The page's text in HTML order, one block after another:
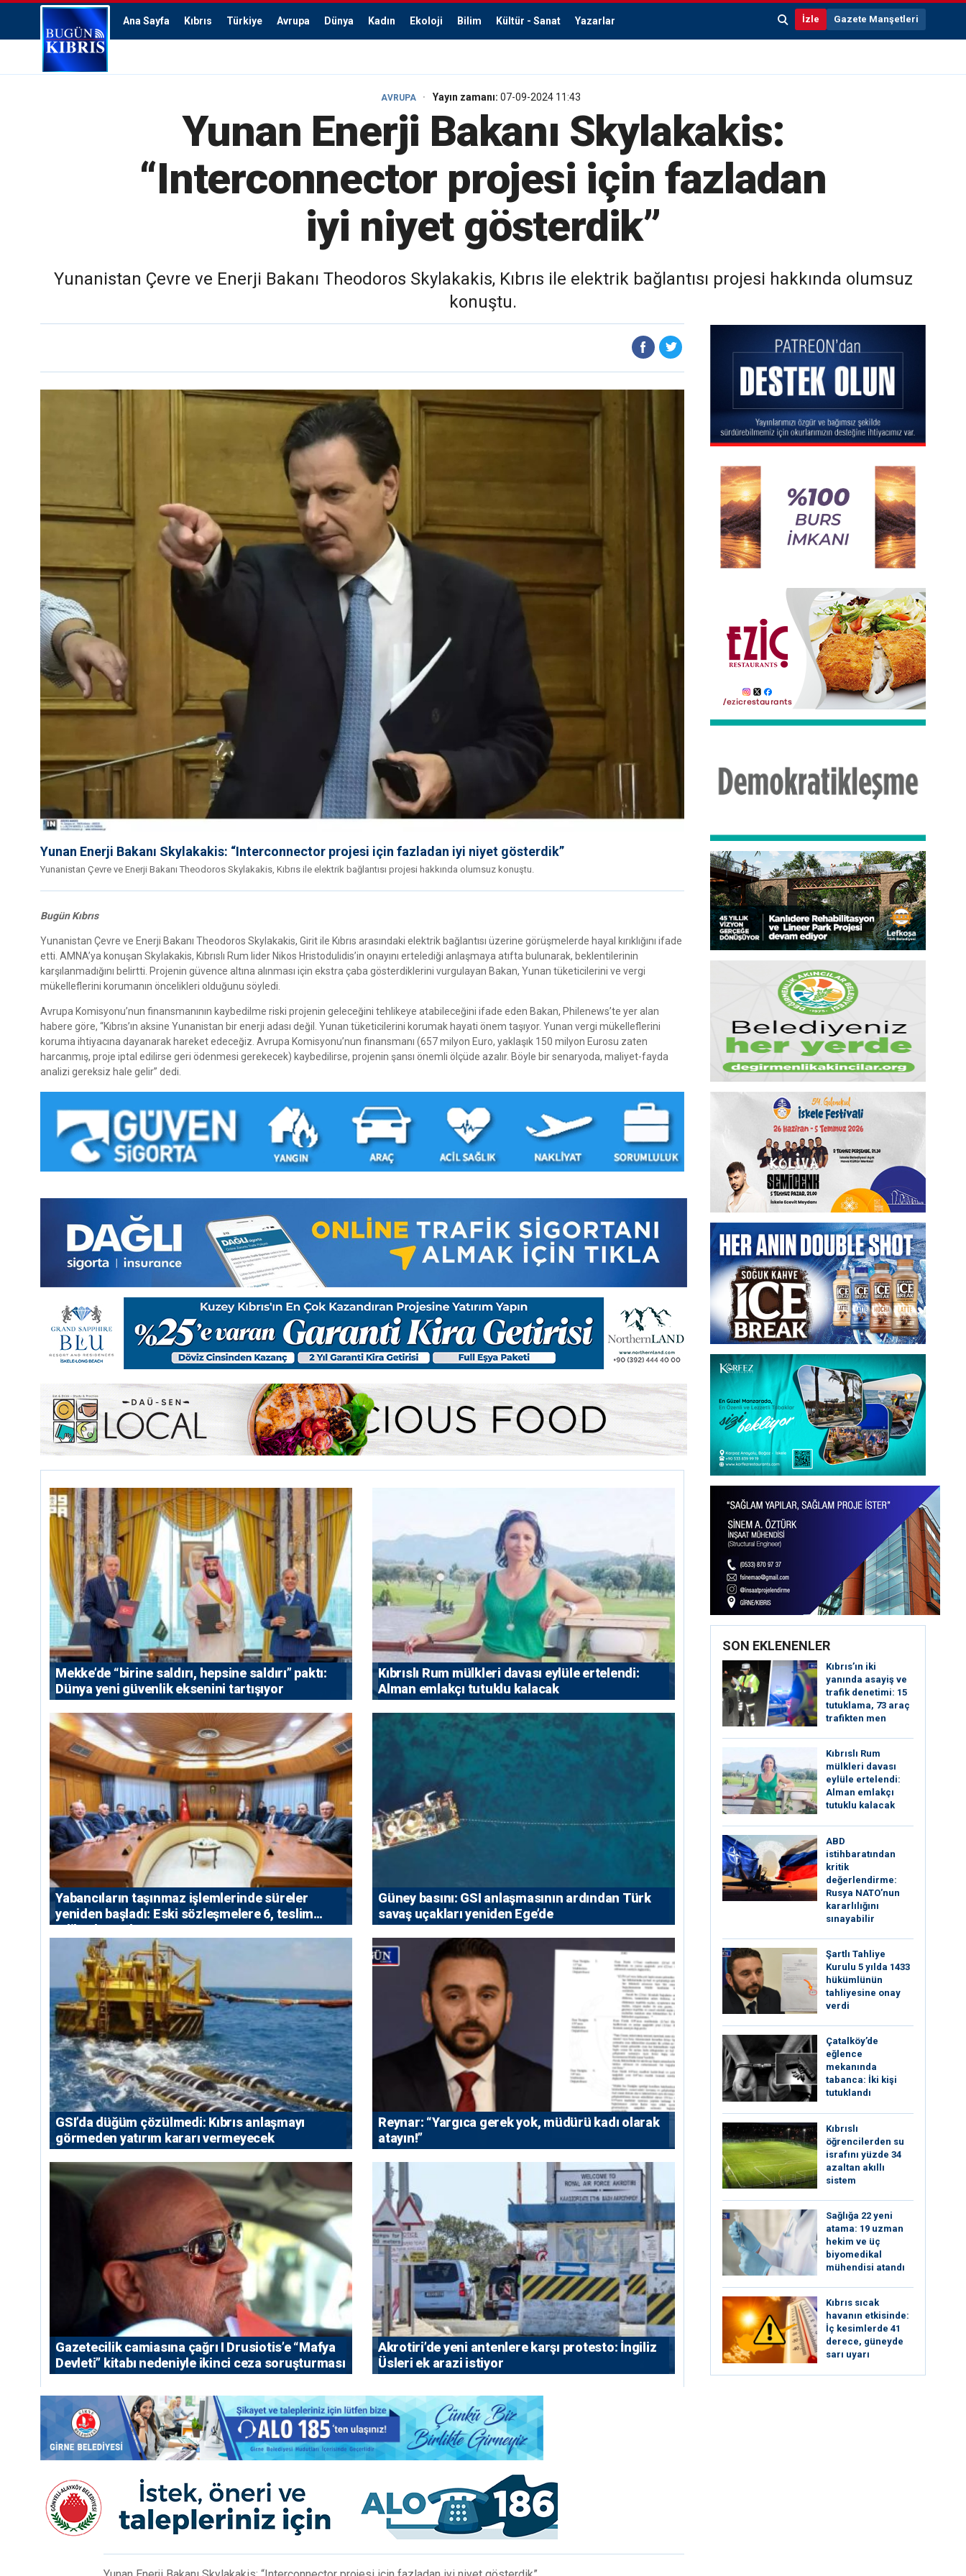
Ana Sayfa Kıbrıs Türkiye Avrupa Dünya Kadın Ekoloji Bilim Kültür - Sanat Yazarlar İzle Gazete Manşetleri
AVRUPA Yayın zamanı: 07-09-2024 11:43
Yunan Enerji Bakanı Skylakakis:
“Interconnector projesi için fazladan
iyi niyet gösterdik”
Yunanistan Çevre ve Enerji Bakanı Theodoros Skylakakis, Kıbrıs ile elektrik bağlantısı projesi hakkında olumsuz
konuştu.
Yunan Enerji Bakanı Skylakakis: “Interconnector projesi için fazladan iyi niyet gösterdik”
Yunanistan Çevre ve Enerji Bakanı Theodoros Skylakakis, Kıbrıs ile elektrik bağlantısı projesi hakkında olumsuz konuştu.
Bugün Kıbrıs
Yunanistan Çevre ve Enerji Bakanı Theodoros Skylakakis, Girit ile Kıbrıs arasındaki elektrik bağlantısı üzerine görüşmelerde hayal kırıklığını ifade
etti. AMNA’ya konuşan Skylakakis, Kıbrıslı Rum lider Nikos Hristodulidis’in onayını ertelediği anlaşmaya atıfta bulunarak, beklentilerinin
karşılanmadığını belirtti. Projenin güvence altına alınması için ekstra çaba gösterdiklerini vurgulayan Bakan, Yunan tüketicilerini ve vergi
mükelleflerini korumanın öncelikleri olduğunu söyledi.
Avrupa Komisyonu’nun finansmanının kaybedilme riski projenin geleceğini tehlikeye atabileceğini ifade eden Bakan, Philenews’te yer alan
habere göre, “Kıbrıs’ın aksine Yunanistan bir enerji adası değil. Yunan tüketicilerini korumak hayati önem taşıyor. Yunan vergi mükelleflerini
koruma ihtiyacına dayanarak hareket edeceğiz. Avrupa Komisyonu’nun finansmanı (657 milyon Euro, yaklaşık 150 milyon Eurosu zaten
harcanmış, proje iptal edilirse geri ödenmesi gerekecek) kaybedilirse, projenin şansı önemli ölçüde azalır. Böyle bir senaryoda, maliyet-fayda
analizi gereksiz hale gelir” dedi.
Mekke’de “birine saldırı, hepsine saldırı” paktı:
Dünya yeni güvenlik eksenini tartışıyor
Kıbrıslı Rum mülkleri davası eylüle ertelendi:
Alman emlakçı tutuklu kalacak
Yabancıların taşınmaz işlemlerinde süreler
yeniden başladı: Eski sözleşmelere 6, teslim
edilen konutlara 36 ay
Güney basını: ⁠GSI anlaşmasının ardından Türk
savaş uçakları yeniden Ege’de
GSI’da düğüm çözülmedi: Kıbrıs anlaşmayı
görmeden yatırım kararı vermeyecek
Reynar: “Yargıca gerek yok, müdürü kadı olarak
atayın!”
Gazetecilik camiasına çağrı I ⁠Drusiotis’e “Mafya
Devleti” kitabı nedeniyle ikinci ceza soruşturması
⁠Akrotiri’de yeni antenlere karşı protesto: İngiliz
Üsleri ek arazi istiyor
SON EKLENENLER
Kıbrıs’ın iki
yanında asayiş ve
trafik denetimi: 15
tutuklama, 73 araç
trafikten men
Kıbrıslı Rum
mülkleri davası
eylüle ertelendi:
Alman emlakçı
tutuklu kalacak
ABD
istihbaratından
kritik
değerlendirme:
Rusya NATO’nun
kararlılığını
sınayabilir
Şartlı Tahliye
Kurulu 5 yılda 1433
hükümlünün
tahliyesine onay
verdi
Çatalköy’de
eğlence
mekanında
tabanca: İki kişi
tutuklandı
Kıbrıslı
öğrencilerden su
israfını yüzde 34
azaltan akıllı
sistem
Sağlığa 22 yeni
atama: 19 uzman
hekim ve üç
biyomedikal
mühendisi atandı
Kıbrıs sıcak
havanın etkisinde:
İç kesimlerde 41
derece, güneyde
sarı uyarı